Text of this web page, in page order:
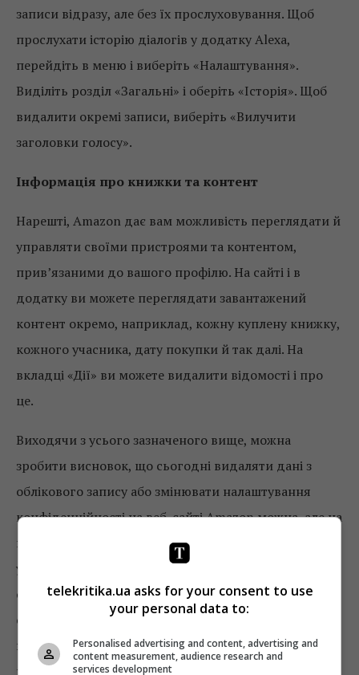
записи відразу, але без їх прослуховування. Щоб
прослухати історію діалогів у додатку Alexa,
перейдіть в меню і виберіть «Налаштування».
Виділіть розділ «Загальні» і оберіть «Історія». Щоб
видалити окремі записи, виберіть «Вилучити
заголовки голосу».
Інформація про книжки та контент
Нарешті, Amazon дає вам можливість переглядати й
управляти своїми пристроями та контентом,
прив’язаними до вашого профілю. На сайті і в
додатку ви можете переглядати завантажений
контент окремо, наприклад, кожну куплену книжку,
кожного учасника, дату покупки й так далі. На
вкладці «Дії» ви можете видалити відомості і про
це.
Виходячи з усього зазначеного вище, можна
зробити висновок, що сьогодні видаляти дані з
облікового запису або змінювати налаштування
конфіденційності на веб-сайті Amazon можна, але на
це доведеться витратити час. На жаль, елементи
управління конфіденційністю розміщені не в
одному місці або в одній вкладці, а розкидані по
сайту. Однак загалом керувати завантаженням або
видаленням усього вашого контента на Amazon
набагато легше, ніж у тому ж Facebook.
telekritika.ua asks for your consent to use
your personal data to:
Personalised advertising and content, advertising and
content measurement, audience research and
services development